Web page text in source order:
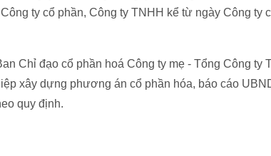
ty cổ phần, Công ty TNHH kể từ ngày Công ty
Chỉ đạo cổ phần hoá Công ty mẹ - Tổng Công ty
xây dựng phương án cổ phần hóa, báo cáo
quy định.